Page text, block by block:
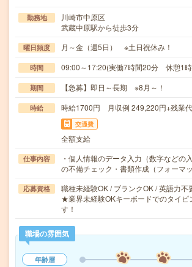
勤務地
川崎市中原区
武蔵中原駅から徒歩3分
曜日頻度 月～金（週5日） ※土日祝休み！
時間 09:00～17:20(実働7時間20分 休憩1
期間 【急募】即日～長期 ※8月～！
時給 時給1700円 月収例 249,220円+残業代
交通費
全額支給
仕事内容
・個人情報のデータ入力（数字などの
の不備チェック・書類作成（フォーマ
応募資格
職種未経験OK / ブランクOK / 英語力不
★業界未経験OKキーボードでのタイピ
す！
職場の雰囲気
年齢層